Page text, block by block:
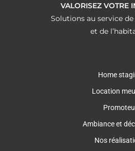
VALORISEZ VOTRE
Solutions au service
et de
Home
Location
Ambiance et
Nos